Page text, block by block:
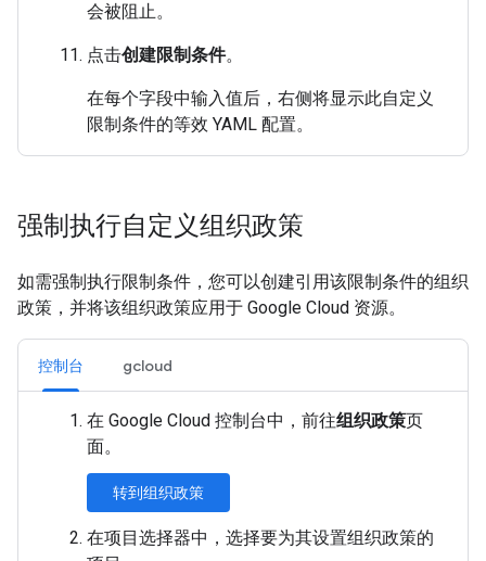
会被阻止。
点击创建限制条件。
在每个字段中输入值后，右侧将显示此自定义
限制条件的等效 YAML 配置。
强制执行自定义组织政策
如需强制执行限制条件，您可以创建引用该限制条件的组织
政策，并将该组织政策应用于 Google Cloud 资源。
控制台 gcloud
在 Google Cloud 控制台中，前往组织政策页
面。
转到组织政策
在项目选择器中，选择要为其设置组织政策的